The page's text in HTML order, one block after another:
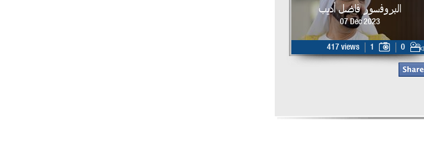
البروفسور فاضل أديب
07 Dec 2023
417 views 1 0